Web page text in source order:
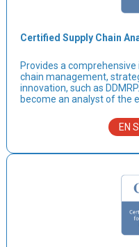
Certified Supply Chain
Provides a
chain management,
innovation, such as
become an analyst of the
EN